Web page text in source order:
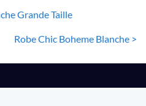
Grande Taille
Robe Chic Boheme Blanche >